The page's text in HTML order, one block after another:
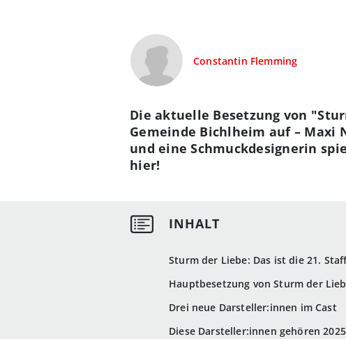
Constantin Flemming
Sturm der Liebe: Das ist die 21.
Hauptbesetzung von Sturm der
Drei neue Darsteller:innen im Cast
Diese Darsteller:innen gehören
Die aktuelle Besetzung von
Gemeinde Bichlheim auf – Maxi
und eine Schmuckdesignerin
hier!